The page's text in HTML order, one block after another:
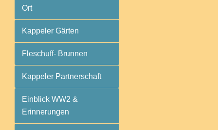
Ort
Kappeler Gärten
Fleschuff- Brunnen
Kappeler Partnerschaft
Einblick WW2 &
Erinnerungen